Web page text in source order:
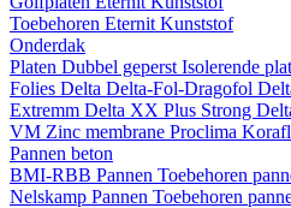
Toebehoren Eternit Kunststof
Onderdak
Platen Dubbel geperst Isolerende
Folies Delta Delta-Fol-Dragofol
Extremm Delta XX Plus Strong
VM Zinc membrane Proclima
Pannen beton
BMI-RBB Pannen Toebehoren
Nelskamp Pannen Toebehoren